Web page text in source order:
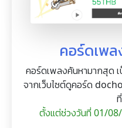
คอร์ดเพ
คอร์ดเพลงค้นหามากสุด
จากเว็บไซต์ดูคอร์ด
ตั้งแต่ช่วงวันที่ 01/